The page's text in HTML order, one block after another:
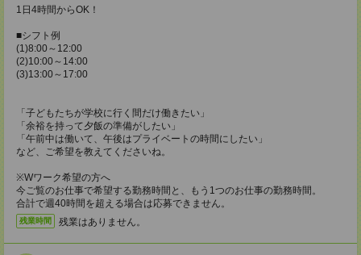
1日4時間からOK！
■シフト例
(1)8:00～12:00
(2)10:00～14:00
(3)13:00～17:00
「子どもたちが学校に行く間だけ働きたい」
「余裕を持って夕飯の準備がしたい」
「午前中は働いて、午後はプライベートの時間にしたい」
など、ご希望を教えてくださいね。
※Wワーク希望の方へ
今ご覧のお仕事で希望する勤務時間と、もう1つのお仕事の勤務時間。
合計で週40時間を超える場合は応募できません。
残業時間 残業はありません。